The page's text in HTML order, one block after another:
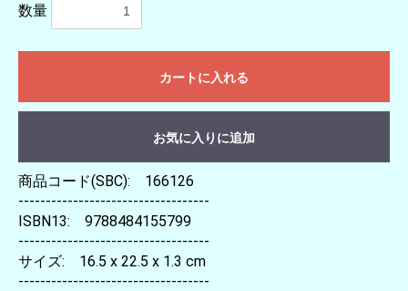
数量
カートに入れる
お気に入りに追加
商品コード(SBC): 166126
-----------------------------------
ISBN13: 9788484155799
-----------------------------------
サイズ: 16.5 x 22.5 x 1.3 cm
-----------------------------------